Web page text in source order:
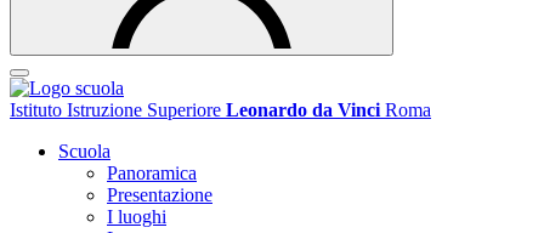
Istituto Istruzione Superiore Leonardo da Vinci Roma
Scuola
Panoramica
Presentazione
I luoghi